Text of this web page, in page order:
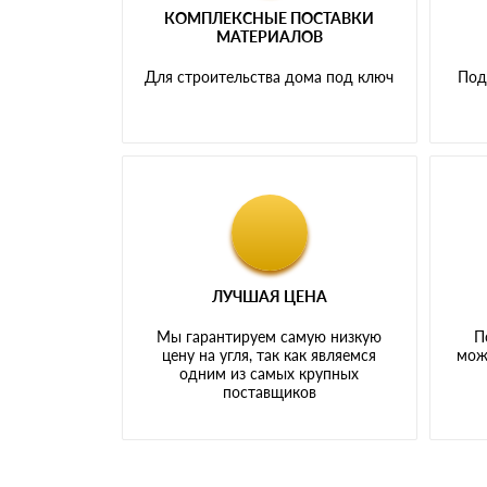
КОМПЛЕКСНЫЕ ПОСТАВКИ
МАТЕРИАЛОВ
Для строительства дома под ключ
ЛУЧШАЯ ЦЕНА
Мы гарантируем самую низкую
цену на угля, так как являемся
одним из самых крупных
поставщиков